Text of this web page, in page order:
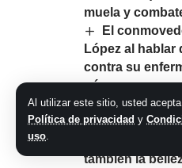
Al utilizar este sitio, usted
Política de privacidad y
uso.
muela y
El
López al hablar
contra su
número uno»
La odisea de
Lange, el
desde alta
también la